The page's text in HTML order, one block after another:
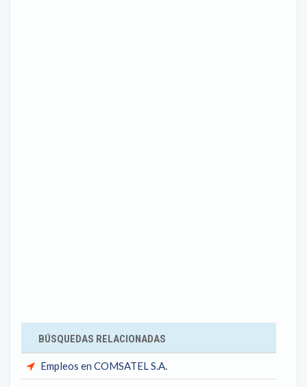
BÚSQUEDAS RELACIONADAS
Empleos en COMSATEL S.A.